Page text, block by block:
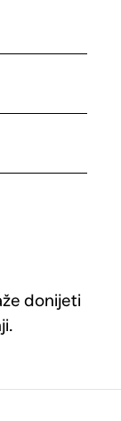
donijeti